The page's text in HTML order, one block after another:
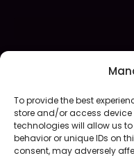
To provide the best
store and/or access
technologies will allow us
behavior or unique IDs on
consent, may adversely